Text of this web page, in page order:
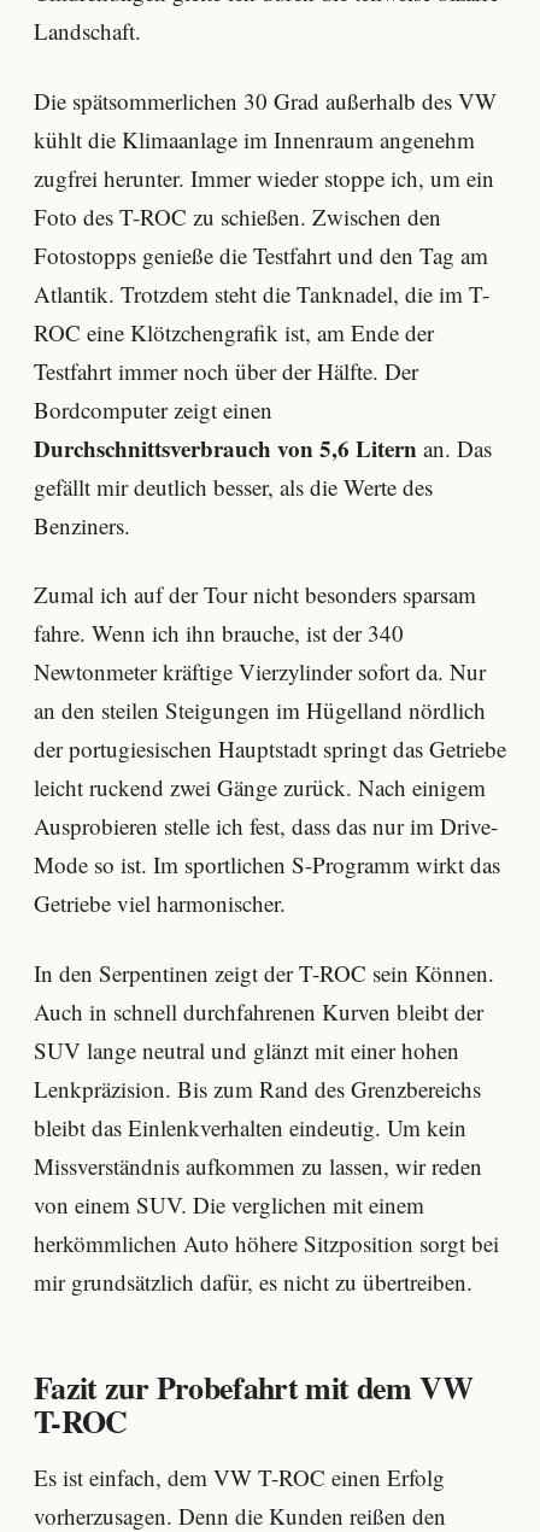
Landschaft.
Die spätsommerlichen 30 Grad außerhalb des VW
kühlt die Klimaanlage im Innenraum angenehm
zugfrei herunter. Immer wieder stoppe ich, um ein
Foto des T-ROC zu schießen. Zwischen den
Fotostopps genieße die Testfahrt und den Tag am
Atlantik. Trotzdem steht die Tanknadel, die im T-
ROC eine Klötzchengrafik ist, am Ende der
Testfahrt immer noch über der Hälfte. Der
Bordcomputer zeigt einen
Durchschnittsverbrauch von 5,6 Litern an. Das
gefällt mir deutlich besser, als die Werte des
Benziners.
Zumal ich auf der Tour nicht besonders sparsam
fahre. Wenn ich ihn brauche, ist der 340
Newtonmeter kräftige Vierzylinder sofort da. Nur
an den steilen Steigungen im Hügelland nördlich
der portugiesischen Hauptstadt springt das Getriebe
leicht ruckend zwei Gänge zurück. Nach einigem
Ausprobieren stelle ich fest, dass das nur im Drive-
Mode so ist. Im sportlichen S-Programm wirkt das
Getriebe viel harmonischer.
In den Serpentinen zeigt der T-ROC sein Können.
Auch in schnell durchfahrenen Kurven bleibt der
SUV lange neutral und glänzt mit einer hohen
Lenkpräzision. Bis zum Rand des Grenzbereichs
bleibt das Einlenkverhalten eindeutig. Um kein
Missverständnis aufkommen zu lassen, wir reden
von einem SUV. Die verglichen mit einem
herkömmlichen Auto höhere Sitzposition sorgt bei
mir grundsätzlich dafür, es nicht zu übertreiben.
Fazit zur Probefahrt mit dem VW
T-ROC
Es ist einfach, dem VW T-ROC einen Erfolg
vorherzusagen. Denn die Kunden reißen den